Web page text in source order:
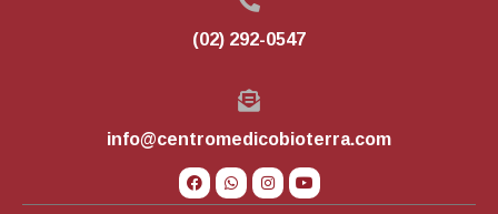
(02) 292-0547
info@centromedicobioterra.com